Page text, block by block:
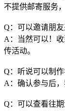
不提供邮寄服务
Q：可以邀请朋友
A：当然可以！
传活动。
Q：听说可以制作
A：确认参与后
Q：可以查看往期